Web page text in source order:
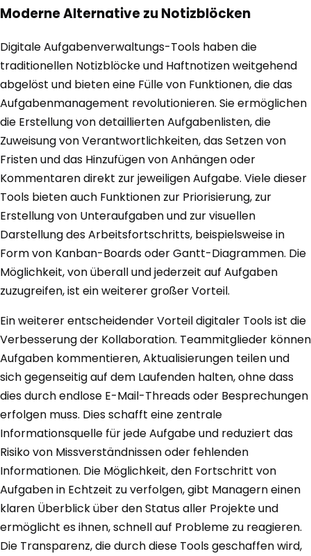
Moderne Alternative zu Notizblöcken
Digitale Aufgabenverwaltungs-Tools haben die
traditionellen Notizblöcke und Haftnotizen weitgehend
abgelöst und bieten eine Fülle von Funktionen, die das
Aufgabenmanagement revolutionieren. Sie ermöglichen
die Erstellung von detaillierten Aufgabenlisten, die
Zuweisung von Verantwortlichkeiten, das Setzen von
Fristen und das Hinzufügen von Anhängen oder
Kommentaren direkt zur jeweiligen Aufgabe. Viele dieser
Tools bieten auch Funktionen zur Priorisierung, zur
Erstellung von Unteraufgaben und zur visuellen
Darstellung des Arbeitsfortschritts, beispielsweise in
Form von Kanban-Boards oder Gantt-Diagrammen. Die
Möglichkeit, von überall und jederzeit auf Aufgaben
zuzugreifen, ist ein weiterer großer Vorteil.
Ein weiterer entscheidender Vorteil digitaler Tools ist die
Verbesserung der Kollaboration. Teammitglieder können
Aufgaben kommentieren, Aktualisierungen teilen und
sich gegenseitig auf dem Laufenden halten, ohne dass
dies durch endlose E-Mail-Threads oder Besprechungen
erfolgen muss. Dies schafft eine zentrale
Informationsquelle für jede Aufgabe und reduziert das
Risiko von Missverständnissen oder fehlenden
Informationen. Die Möglichkeit, den Fortschritt von
Aufgaben in Echtzeit zu verfolgen, gibt Managern einen
klaren Überblick über den Status aller Projekte und
ermöglicht es ihnen, schnell auf Probleme zu reagieren.
Die Transparenz, die durch diese Tools geschaffen wird,